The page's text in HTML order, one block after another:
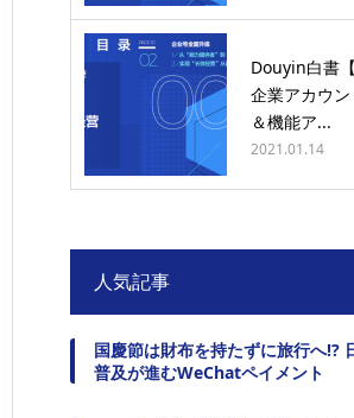
Douyin白書【
企業アカウ
＆機能ア...
2021.01.14
人気記事
国慶節は財布を持たずに旅行へ!?
普及が進むWeChatペイメント